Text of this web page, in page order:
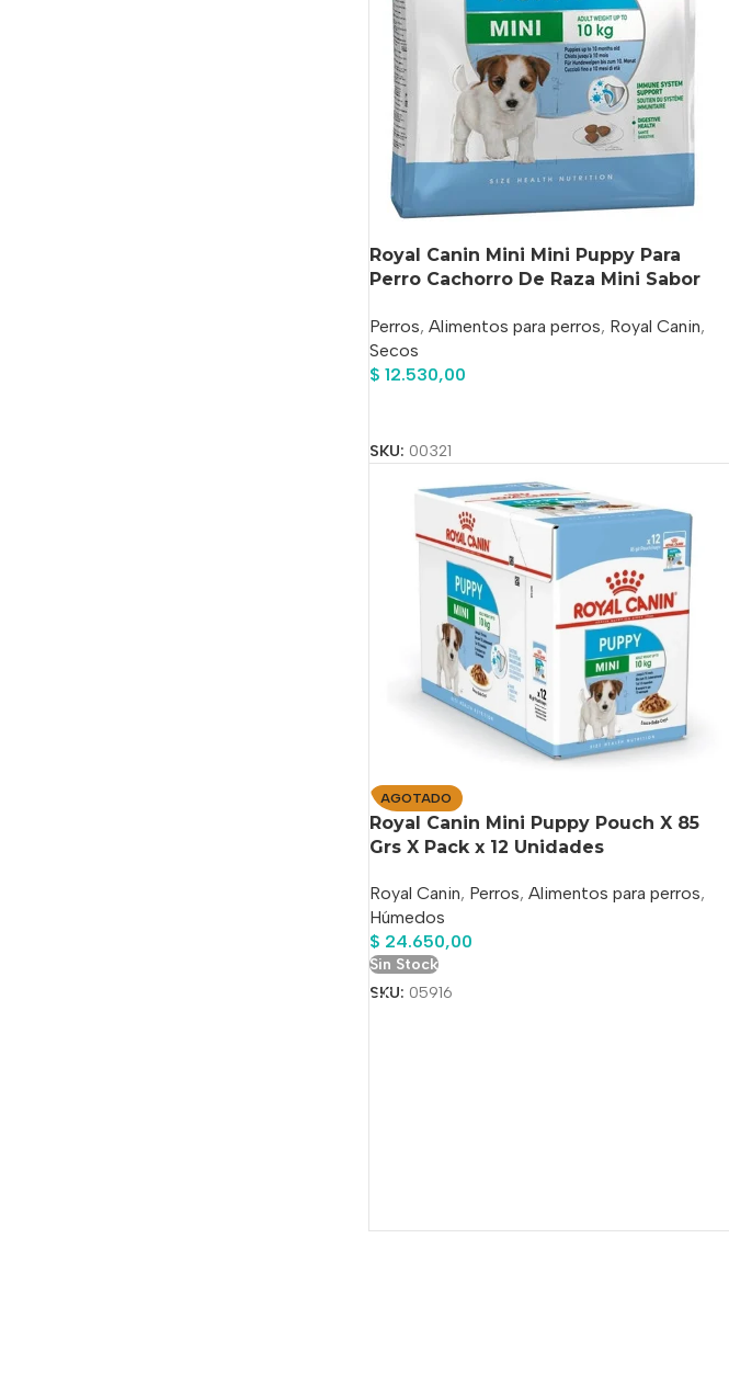
Royal Canin Mini Mini Puppy Para
Perro Cachorro De Raza Mini Sabor
Perros, Alimentos para perros, Royal Canin,
Secos
$ 12.530,00
SKU: 00321
AGOTADO
Royal Canin Mini Puppy Pouch X 85
Grs X Pack x 12 Unidades
Royal Canin, Perros, Alimentos para perros,
Húmedos
$ 24.650,00
Sin Stock
SKU: 05916